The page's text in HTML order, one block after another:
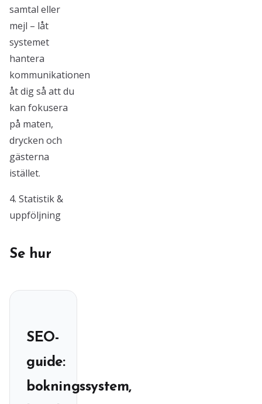
samtal eller
mejl – låt
systemet
hantera
kommunikationen
åt dig så att du
kan fokusera
på maten,
drycken och
gästerna
istället.
4. Statistik &
uppföljning
Se hur
SEO-
guide:
bokningssystem,